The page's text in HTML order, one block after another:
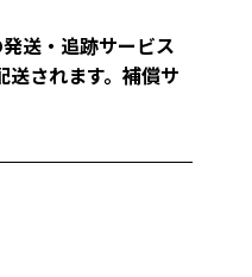
送・追跡サービス
送されます。補償サ